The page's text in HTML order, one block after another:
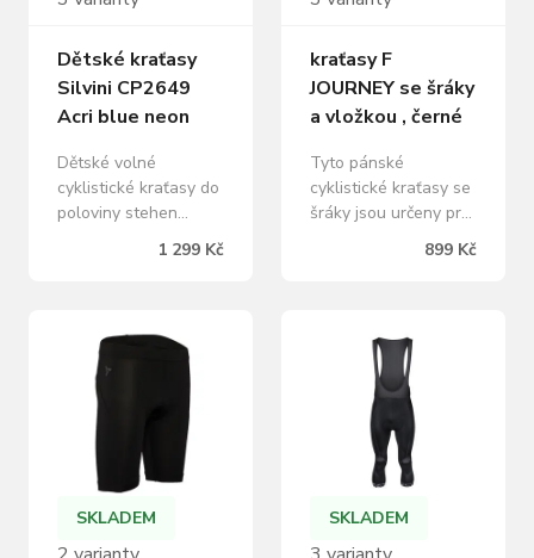
Dětské kraťasy
Silvini CP2649
Acri blue neon
Dětské volné
cyklistické kraťasy do
poloviny stehen
určené pro OFF
ROAD MTB a enduro
lehkého tkaného
materiálu pro
maximální pohodlí, s
praktickými poutky
pro připevnění
chrániče Ippari.
Dětské cyklistické
kraťasy ACRI jsou
1 299 Kč
kraťasy F
JOURNEY se šráky
a vložkou , černé
Tyto pánské
cyklistické kraťasy se
šráky jsou určeny pro
hobby jezdce, kteří
hledají základní
Jsou vybaveny
pohodlnou
anatomickou vložkou,
která poskytuje
dostatečný komfort.
Ploché švy
minimalizují riziko
odřenin a zajišťují
899 Kč
SKLADEM SKLADEM